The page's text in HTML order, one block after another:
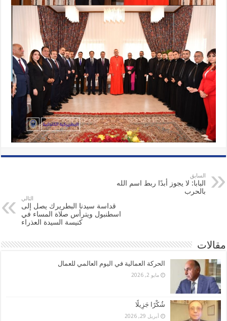
السابق
البابا: لا يجوز أبدًا ربط اسم الله
بالحرب
التالي
قداسة سيدنا البطريرك يصل إلى
اسطنبول ويترأس صلاة المساء في
كنيسة السيدة العذراء
مقالات
الحركة العمالية في اليوم العالمي للعمال
مايو 2, 2026
شُكْرًا جَزِيلًا
أبريل 29, 2026